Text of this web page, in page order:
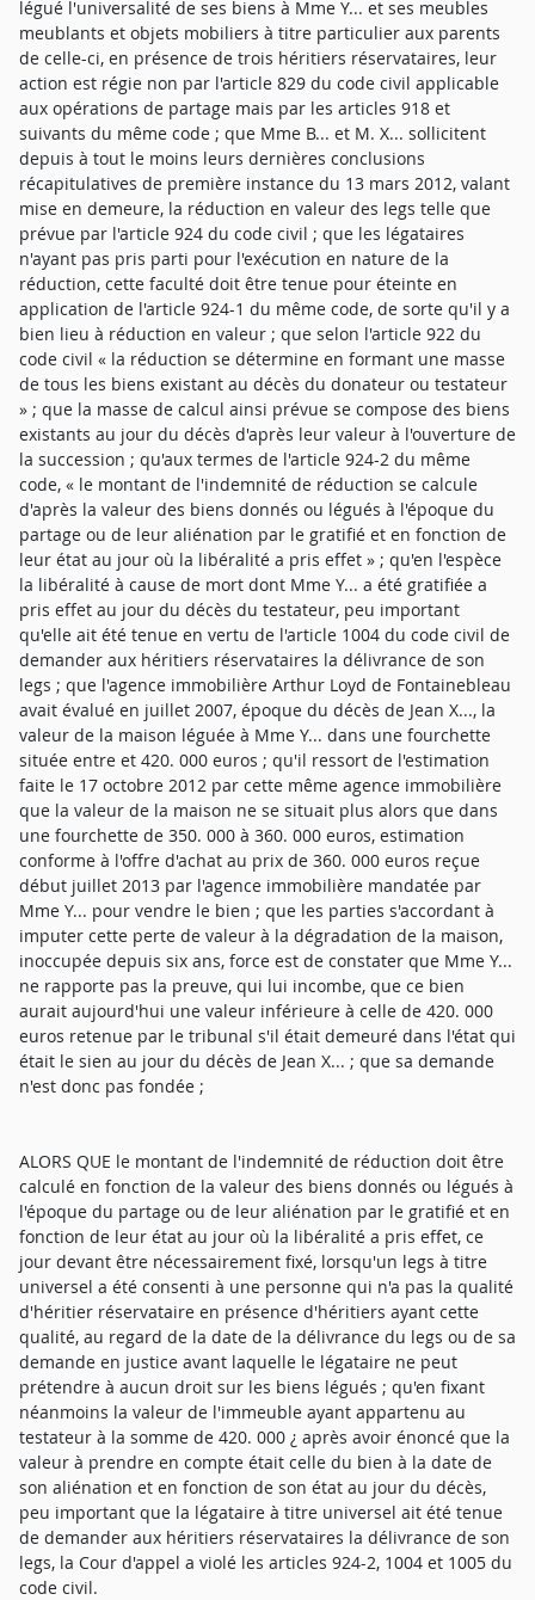
légué l'universalité de ses biens à Mme Y... et ses meubles
meublants et objets mobiliers à titre particulier aux parents
de celle-ci, en présence de trois héritiers réservataires, leur
action est régie non par l'article 829 du code civil applicable
aux opérations de partage mais par les articles 918 et
suivants du même code ; que Mme B... et M. X... sollicitent
depuis à tout le moins leurs dernières conclusions
récapitulatives de première instance du 13 mars 2012, valant
mise en demeure, la réduction en valeur des legs telle que
prévue par l'article 924 du code civil ; que les légataires
n'ayant pas pris parti pour l'exécution en nature de la
réduction, cette faculté doit être tenue pour éteinte en
application de l'article 924-1 du même code, de sorte qu'il y a
bien lieu à réduction en valeur ; que selon l'article 922 du
code civil « la réduction se détermine en formant une masse
de tous les biens existant au décès du donateur ou testateur
» ; que la masse de calcul ainsi prévue se compose des biens
existants au jour du décès d'après leur valeur à l'ouverture de
la succession ; qu'aux termes de l'article 924-2 du même
code, « le montant de l'indemnité de réduction se calcule
d'après la valeur des biens donnés ou légués à l'époque du
partage ou de leur aliénation par le gratifié et en fonction de
leur état au jour où la libéralité a pris effet » ; qu'en l'espèce
la libéralité à cause de mort dont Mme Y... a été gratifiée a
pris effet au jour du décès du testateur, peu important
qu'elle ait été tenue en vertu de l'article 1004 du code civil de
demander aux héritiers réservataires la délivrance de son
legs ; que l'agence immobilière Arthur Loyd de Fontainebleau
avait évalué en juillet 2007, époque du décès de Jean X..., la
valeur de la maison léguée à Mme Y... dans une fourchette
située entre et 420. 000 euros ; qu'il ressort de l'estimation
faite le 17 octobre 2012 par cette même agence immobilière
que la valeur de la maison ne se situait plus alors que dans
une fourchette de 350. 000 à 360. 000 euros, estimation
conforme à l'offre d'achat au prix de 360. 000 euros reçue
début juillet 2013 par l'agence immobilière mandatée par
Mme Y... pour vendre le bien ; que les parties s'accordant à
imputer cette perte de valeur à la dégradation de la maison,
inoccupée depuis six ans, force est de constater que Mme Y...
ne rapporte pas la preuve, qui lui incombe, que ce bien
aurait aujourd'hui une valeur inférieure à celle de 420. 000
euros retenue par le tribunal s'il était demeuré dans l'état qui
était le sien au jour du décès de Jean X... ; que sa demande
n'est donc pas fondée ;
ALORS QUE le montant de l'indemnité de réduction doit être
calculé en fonction de la valeur des biens donnés ou légués à
l'époque du partage ou de leur aliénation par le gratifié et en
fonction de leur état au jour où la libéralité a pris effet, ce
jour devant être nécessairement fixé, lorsqu'un legs à titre
universel a été consenti à une personne qui n'a pas la qualité
d'héritier réservataire en présence d'héritiers ayant cette
qualité, au regard de la date de la délivrance du legs ou de sa
demande en justice avant laquelle le légataire ne peut
prétendre à aucun droit sur les biens légués ; qu'en fixant
néanmoins la valeur de l'immeuble ayant appartenu au
testateur à la somme de 420. 000 ¿ après avoir énoncé que la
valeur à prendre en compte était celle du bien à la date de
son aliénation et en fonction de son état au jour du décès,
peu important que la légataire à titre universel ait été tenue
de demander aux héritiers réservataires la délivrance de son
legs, la Cour d'appel a violé les articles 924-2, 1004 et 1005 du
code civil.